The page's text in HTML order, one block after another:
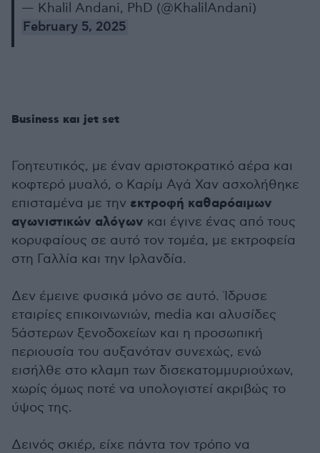
— Khalil Andani, PhD (@KhalilAndani)
February 5, 2025
Business και jet set
Γοητευτικός, με έναν αριστοκρατικό αέρα και
κοφτερό μυαλό, ο Καρίμ Αγά Χαν ασχολήθηκε
επισταμένα με την εκτροφή καθαρόαιμων
αγωνιστικών αλόγων και έγινε ένας από τους
κορυφαίους σε αυτό τον τομέα, με εκτροφεία
στη Γαλλία και την Ιρλανδία.
Δεν έμεινε φυσικά μόνο σε αυτό. Ίδρυσε
εταιρίες επικοινωνιών, media και αλυσίδες
5άστερων ξενοδοχείων και η προσωπική
περιουσία του αυξανόταν συνεχώς, ενώ
εισήλθε στο κλαμπ των δισεκατομμυριούχων,
χωρίς όμως ποτέ να υπολογιστεί ακριβώς το
ύψος της.
Δεινός σκιέρ, είχε πάντα τον τρόπο να